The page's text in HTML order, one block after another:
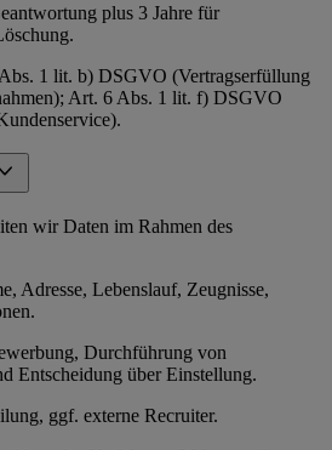
plus 3 Jahre für
1 lit. b) DSGVO (Vertragserfüllung
Art. 6 Abs. 1 lit. f) DSGVO
wir Daten im Rahmen des
Adresse, Lebenslauf, Zeugnisse,
Durchführung von
Entscheidung über Einstellung.
ggf. externe Recruiter.